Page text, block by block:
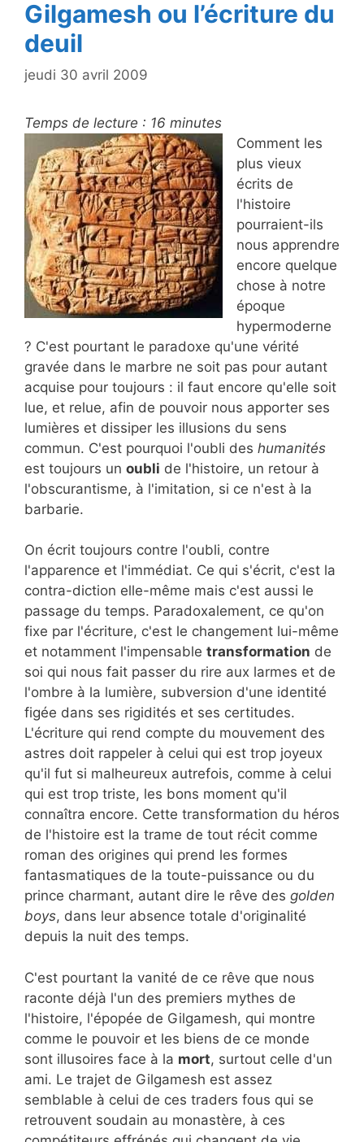
Gilgamesh ou l’écriture du
deuil
jeudi 30 avril 2009
Temps de lecture : 16 minutes
Comment les
plus vieux
écrits de
l'histoire
pourraient-ils
nous apprendre
encore quelque
chose à notre
époque
hypermoderne
? C'est pourtant le paradoxe qu'une vérité
gravée dans le marbre ne soit pas pour autant
acquise pour toujours : il faut encore qu'elle soit
lue, et relue, afin de pouvoir nous apporter ses
lumières et dissiper les illusions du sens
commun. C'est pourquoi l'oubli des humanités
est toujours un oubli de l'histoire, un retour à
l'obscurantisme, à l'imitation, si ce n'est à la
barbarie.
On écrit toujours contre l'oubli, contre
l'apparence et l'immédiat. Ce qui s'écrit, c'est la
contra-diction elle-même mais c'est aussi le
passage du temps. Paradoxalement, ce qu'on
fixe par l'écriture, c'est le changement lui-même
et notamment l'impensable transformation de
soi qui nous fait passer du rire aux larmes et de
l'ombre à la lumière, subversion d'une identité
figée dans ses rigidités et ses certitudes.
L'écriture qui rend compte du mouvement des
astres doit rappeler à celui qui est trop joyeux
qu'il fut si malheureux autrefois, comme à celui
qui est trop triste, les bons moment qu'il
connaîtra encore. Cette transformation du héros
de l'histoire est la trame de tout récit comme
roman des origines qui prend les formes
fantasmatiques de la toute-puissance ou du
prince charmant, autant dire le rêve des golden
boys, dans leur absence totale d'originalité
depuis la nuit des temps.
C'est pourtant la vanité de ce rêve que nous
raconte déjà l'un des premiers mythes de
l'histoire, l'épopée de Gilgamesh, qui montre
comme le pouvoir et les biens de ce monde
sont illusoires face à la mort, surtout celle d'un
ami. Le trajet de Gilgamesh est assez
semblable à celui de ces traders fous qui se
retrouvent soudain au monastère, à ces